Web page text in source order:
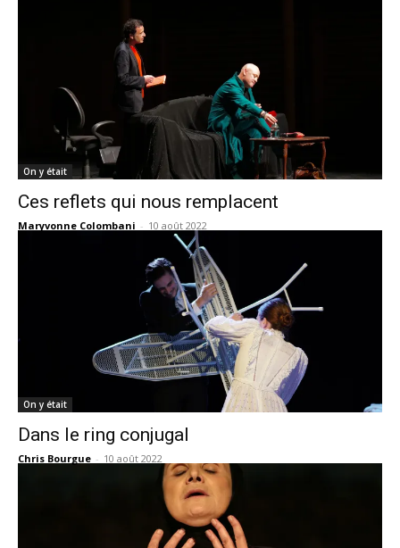
On y était
Ces reflets qui nous remplacent
Maryvonne Colombani - 10 août 2022
On y était
Dans le ring conjugal
Chris Bourgue - 10 août 2022